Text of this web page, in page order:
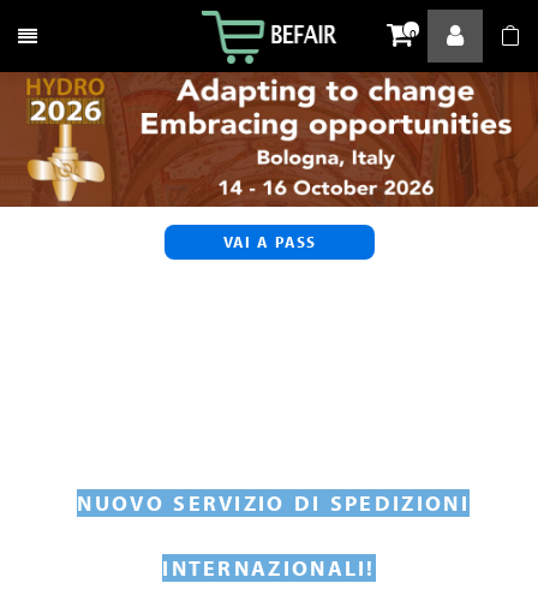
Attiva / disattiva la navigazione 0
VAI A PASS
NUOVO SERVIZIO DI SPEDIZIONI
INTERNAZIONALI!